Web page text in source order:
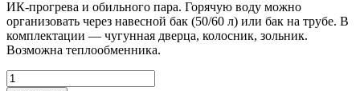
ИК-прогрева и обильного пара. Горячую воду можно
организовать через навесной бак (50/60 л) или бак на трубе. В
комплектации — чугунная дверца, колосник, зольник.
Возможна теплообменника.
Количество